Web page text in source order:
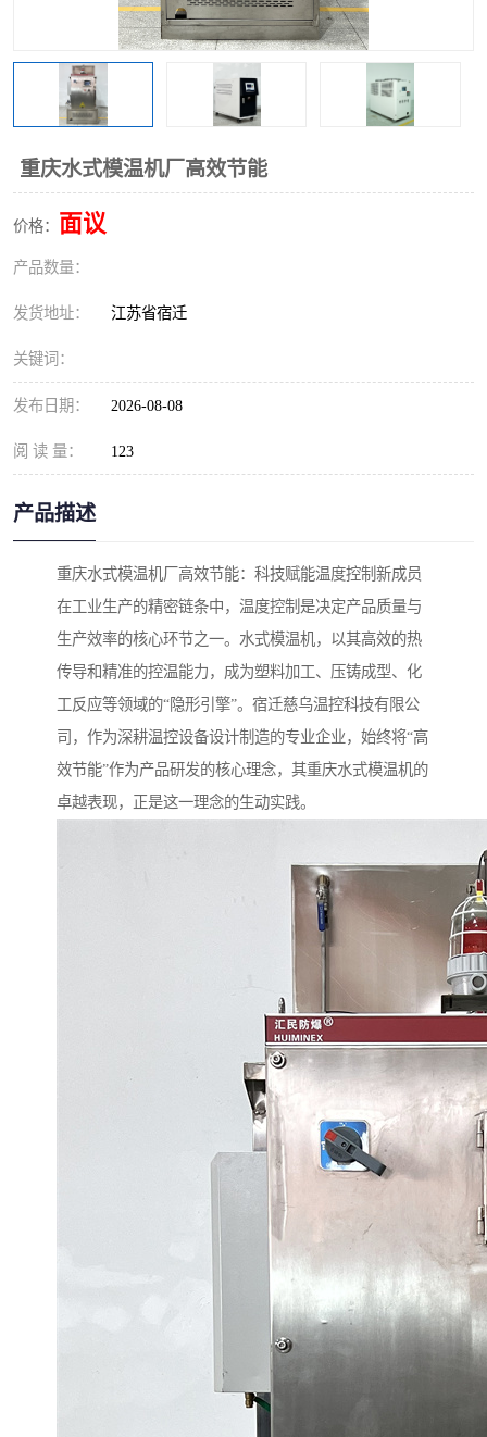
重庆水式模温机厂高效节能
价格： 面议
产品数量：
发货地址： 江苏省宿迁
关键词：
发布日期： 2026-08-08
阅 读 量： 123
产品描述
重庆水式模温机厂高效节能：科技赋能温度控制新成员
在工业生产的精密链条中，温度控制是决定产品质量与
生产效率的核心环节之一。水式模温机，以其高效的热
传导和精准的控温能力，成为塑料加工、压铸成型、化
工反应等领域的“隐形引擎”。宿迁慈乌温控科技有限公
司，作为深耕温控设备设计制造的专业企业，始终将“高
效节能”作为产品研发的核心理念，其重庆水式模温机的
卓越表现，正是这一理念的生动实践。